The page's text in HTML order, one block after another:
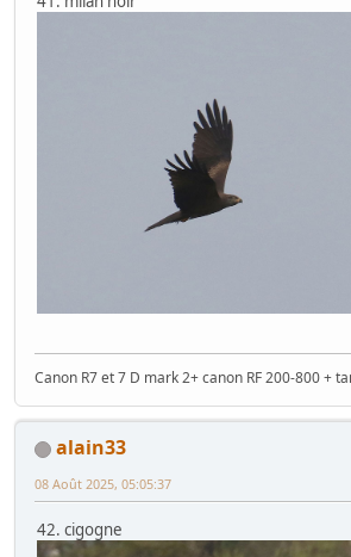
Canon R7 et 7 D mark 2+ canon RF 200-800 +
alain33
08 Août 2025, 05:05:37
42. cigogne